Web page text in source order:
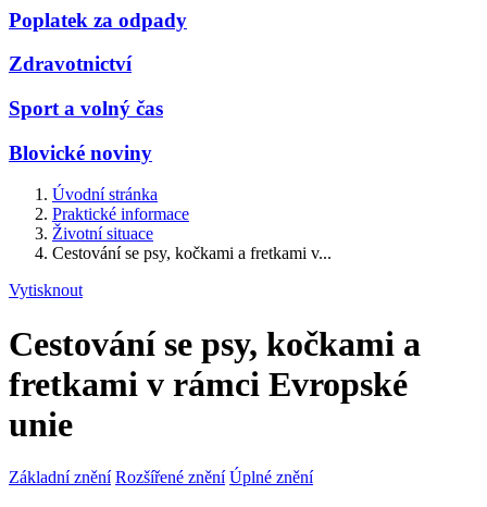
Poplatek za odpady
Zdravotnictví
Sport a volný čas
Blovické noviny
Úvodní stránka
Praktické informace
Životní situace
Cestování se psy, kočkami a fretkami v...
Vytisknout
Cestování se psy, kočkami a
fretkami v rámci Evropské
unie
Základní znění Rozšířené znění Úplné znění